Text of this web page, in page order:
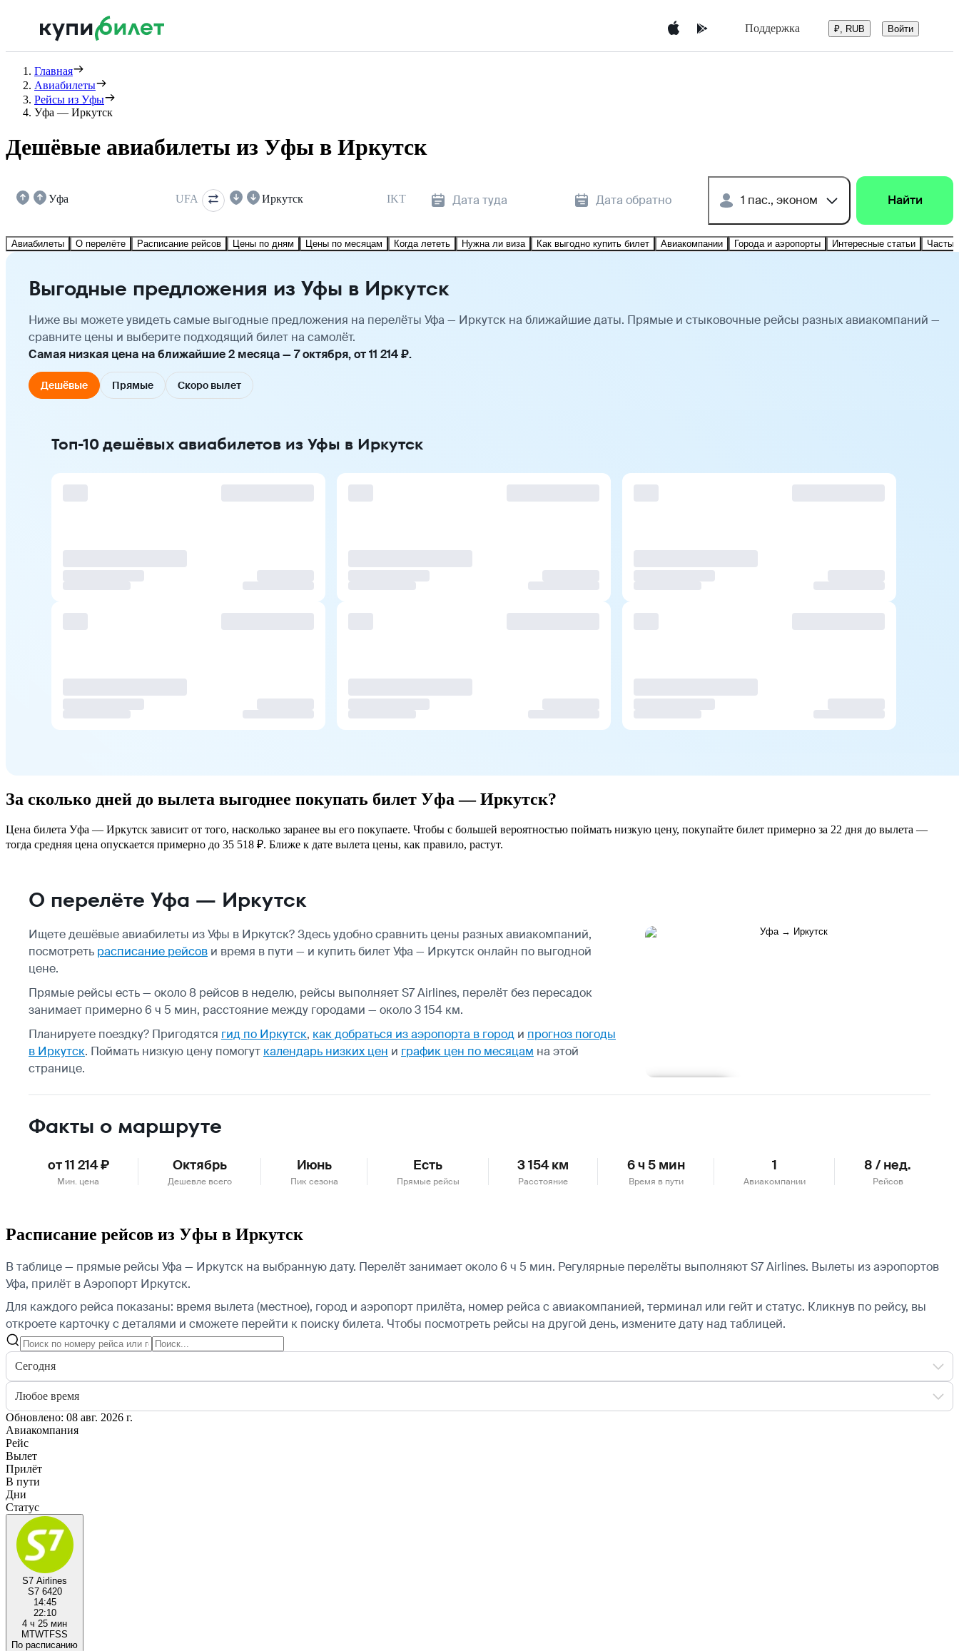
Поддержка ₽, RUB Войти
Главная
Авиабилеты
Рейсы из Уфы
Уфа — Иркутск
Дешёвые авиабилеты из Уфы в Иркутск
Уфа UFA Иркутск IKT Дата туда Дата обратно 1 пас., эконом Найти
Авиабилеты О перелёте Расписание рейсов Цены по дням Цены по месяцам Когда лететь Нужна ли виза Как выгодно купить билет Авиакомпании Города и аэропорты Интересные статьи
Выгодные предложения из Уфы в Иркутск
Ниже вы можете увидеть самые выгодные предложения на перелёты Уфа — Иркутск на ближайшие даты. Прямые и стыковочные рейсы разных авиакомпаний —
сравните цены и выберите подходящий билет на самолёт.
Самая низкая цена на ближайшие 2 месяца — 7 октября, от 11 214 ₽.
Дешёвые Прямые Скоро вылет
Топ-10 дешёвых авиабилетов из Уфы в Иркутск
За сколько дней до вылета выгоднее покупать билет Уфа — Иркутск?
Цена билета Уфа — Иркутск зависит от того, насколько заранее вы его покупаете. Чтобы с большей вероятностью поймать низкую цену, покупайте билет примерно за 22 дня до вылета —
тогда средняя цена опускается примерно до 35 518 ₽. Ближе к дате вылета цены, как правило, растут.
О перелёте Уфа — Иркутск
Ищете дешёвые авиабилеты из Уфы в Иркутск? Здесь удобно сравнить цены разных авиакомпаний,
посмотреть расписание рейсов и время в пути — и купить билет Уфа — Иркутск онлайн по выгодной
цене.
Прямые рейсы есть — около 8 рейсов в неделю, рейсы выполняет S7 Airlines, перелёт без пересадок
занимает примерно 6 ч 5 мин, расстояние между городами — около 3 154 км.
Планируете поездку? Пригодятся гид по Иркутск, как добраться из аэропорта в город и прогноз погоды
в Иркутск. Поймать низкую цену помогут календарь низких цен и график цен по месяцам на этой
странице.
Факты о маршруте
от 11 214 ₽
Мин. цена
Октябрь
Дешевле всего
Июнь
Пик сезона
Есть
Прямые рейсы
3 154 км
Расстояние
6 ч 5 мин
Время в пути
1
Авиакомпании
8 / нед.
Рейсов
Расписание рейсов из Уфы в Иркутск
В таблице — прямые рейсы Уфа — Иркутск на выбранную дату. Перелёт занимает около 6 ч 5 мин. Регулярные перелёты выполняют S7 Airlines. Вылеты из аэропортов
Уфа, прилёт в Аэропорт Иркутск.
Для каждого рейса показаны: время вылета (местное), город и аэропорт прилёта, номер рейса с авиакомпанией, терминал или гейт и статус. Кликнув по рейсу, вы
откроете карточку с деталями и сможете перейти к поиску билета. Чтобы посмотреть рейсы на другой день, измените дату над таблицей.
Сегодня
Любое время
Обновлено: 08 авг. 2026 г.
Авиакомпания
Рейс
Вылет
Прилёт
В пути
Дни
Статус
S7 Airlines
S7 6420
14:45
22:10
4 ч 25 мин
MTWTFSS
По расписанию